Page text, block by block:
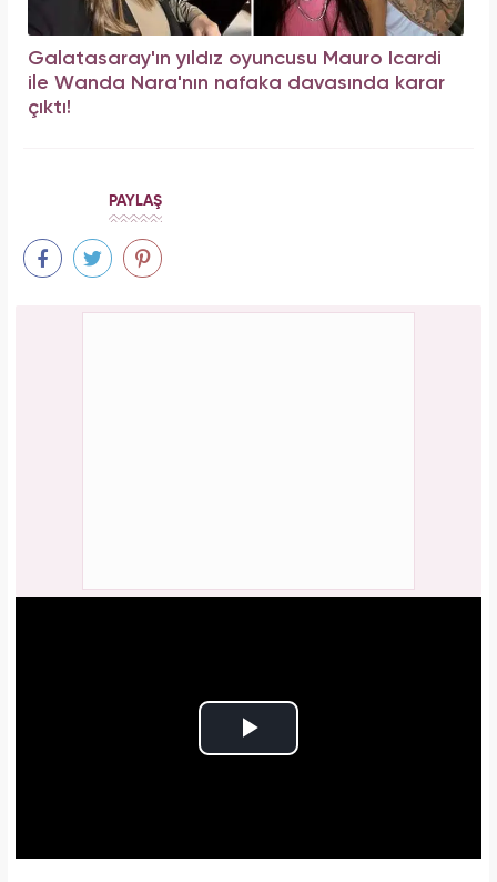
Galatasaray'ın yıldız oyuncusu Mauro Icardi
ile Wanda Nara'nın nafaka davasında karar
çıktı!
PAYLAŞ